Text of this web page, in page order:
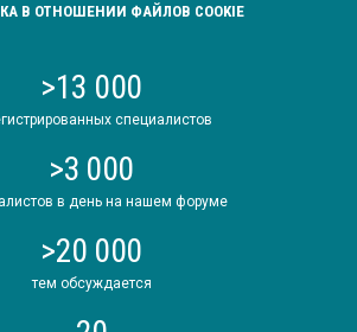
В ОТНОШЕНИИ ФАЙЛОВ COOKIE
>13 000
специалистов
>3 000
в день на нашем форуме
>20 000
тем обсуждается